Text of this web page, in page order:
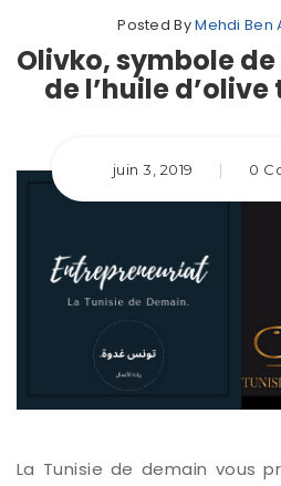
Posted ByMehdi Ben
Olivko, symbole
de l’huile
juin 3, 2019 | 0
La Tunisie de demain vous